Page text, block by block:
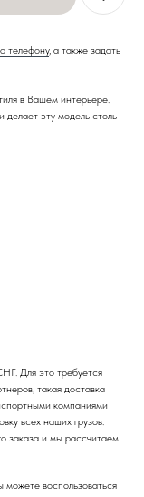
телефону, а также задать
в Вашем интерьере.
делает эту модель столь
Для это требуется
такая доставка
компаниями
всех наших грузов.
заказа и мы рассчитаем
воспользоваться